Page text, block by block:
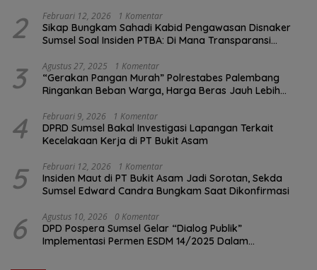
2 Februari 12, 2026 1 Komentar
Sikap Bungkam Sahadi Kabid Pengawasan Disnaker
Sumsel Soal Insiden PTBA: Di Mana Transparansi
3 Agustus 27, 2025 1 Komentar
“Gerakan Pangan Murah” Polrestabes Palembang
Ringankan Beban Warga, Harga Beras Jauh Lebih
4 Februari 9, 2026 1 Komentar
DPRD Sumsel Bakal Investigasi Lapangan Terkait
Kecelakaan Kerja di PT Bukit Asam
5 Februari 12, 2026 1 Komentar
Insiden Maut di PT Bukit Asam Jadi Sorotan, Sekda
Sumsel Edward Candra Bungkam Saat Dikonfirmasi
6 Agustus 10, 2026 0 Komentar
DPD Pospera Sumsel Gelar “Dialog Publik”
Implementasi Permen ESDM 14/2025 Dalam